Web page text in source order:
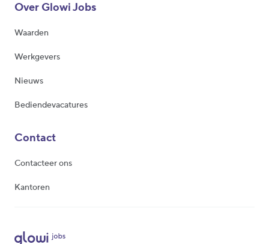
Over Glowi Jobs
Waarden
Werkgevers
Nieuws
Bediendevacatures
Contact
Contacteer ons
Kantoren